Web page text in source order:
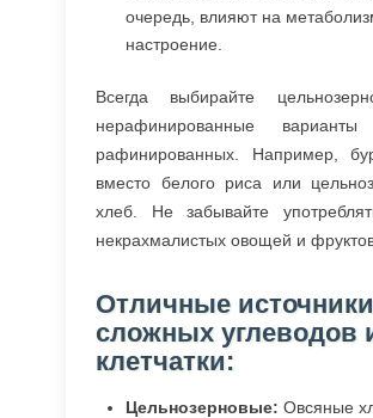
очередь, влияют на
настроение.
Всегда выбирайте
нерафинированные варианты
рафинированных. Например,
вместо белого риса или
хлеб. Не забывайте
некрахмалистых овощей и
Отличные источники
сложных углеводов
клетчатки:
Цельнозерновые: Овсяные